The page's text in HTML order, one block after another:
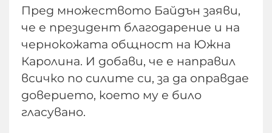
Пред множеството Байдън заяви,
че е президент благодарение и на
чернокожата общност на Южна
Каролина. И добави, че е направил
всичко по силите си, за да оправдае
доверието, което му е било
гласувано.